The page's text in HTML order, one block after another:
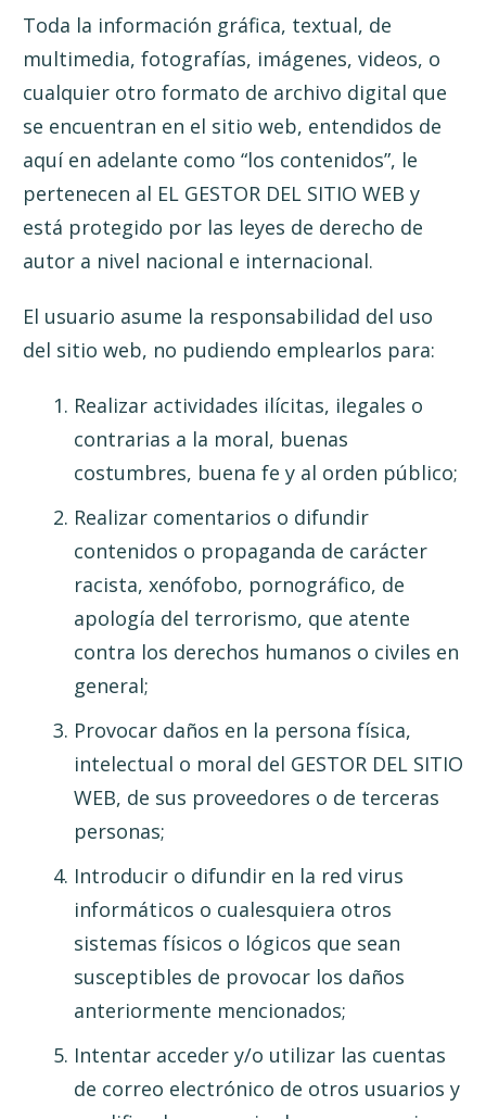
Toda la información gráfica, textual, de
multimedia, fotografías, imágenes, videos, o
cualquier otro formato de archivo digital que
se encuentran en el sitio web, entendidos de
aquí en adelante como “los contenidos”, le
pertenecen al EL GESTOR DEL SITIO WEB y
está protegido por las leyes de derecho de
autor a nivel nacional e internacional.
El usuario asume la responsabilidad del uso
del sitio web, no pudiendo emplearlos para:
Realizar actividades ilícitas, ilegales o
contrarias a la moral, buenas
costumbres, buena fe y al orden público;
Realizar comentarios o difundir
contenidos o propaganda de carácter
racista, xenófobo, pornográfico, de
apología del terrorismo, que atente
contra los derechos humanos o civiles en
general;
Provocar daños en la persona física,
intelectual o moral del GESTOR DEL SITIO
WEB, de sus proveedores o de terceras
personas;
Introducir o difundir en la red virus
informáticos o cualesquiera otros
sistemas físicos o lógicos que sean
susceptibles de provocar los daños
anteriormente mencionados;
Intentar acceder y/o utilizar las cuentas
de correo electrónico de otros usuarios y